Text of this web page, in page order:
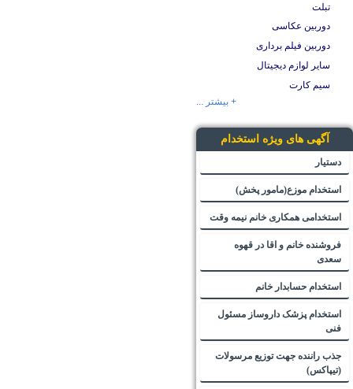
تبلت
دوربین عکاسی
دوربین فیلم برداری
سایر لوازم دیجیتال
سیم کارت
+ بیشتر ...
آگهی های ویژه استخدام
دستیار
استخدام موزع(مامور پخش)
استخدامی همکاری خانم نیمه وقت
فروشنده خانم و اقا در قهوه
سعدی
استخدام حسابدار خانم
استخدام پزشک داروساز مسئول
فنی
جذب راننده جهت توزیع مرسولات
(تیپاکس)